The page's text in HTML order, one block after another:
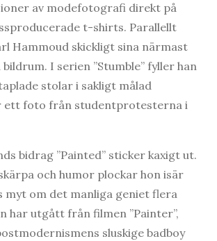
av modefotografi direkt på
t-shirts. Parallellt
Hammoud skickligt sina närmast
I serien ”Stumble” fyller han
stolar i sakligt målad
ett foto från studentprotesterna i
bidrag ”Painted” sticker kaxigt ut.
och humor plockar hon isär
myt om det manliga geniet flera
har utgått från filmen ”Painter”,
sluskige badboy